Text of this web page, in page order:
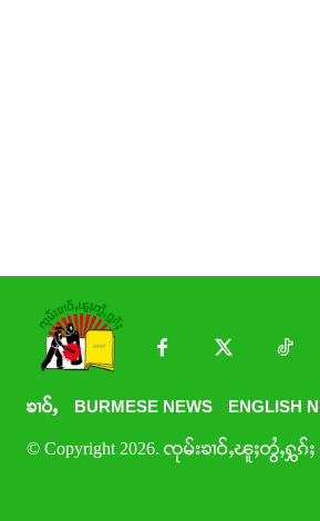
ၶၢဝ်ႇ BURMESE NEWS ENGLISH
© Copyright 2026. ၸုမ်းၶၢဝ်ႇၽူႈတွႆႇႁွၵ်ႈ